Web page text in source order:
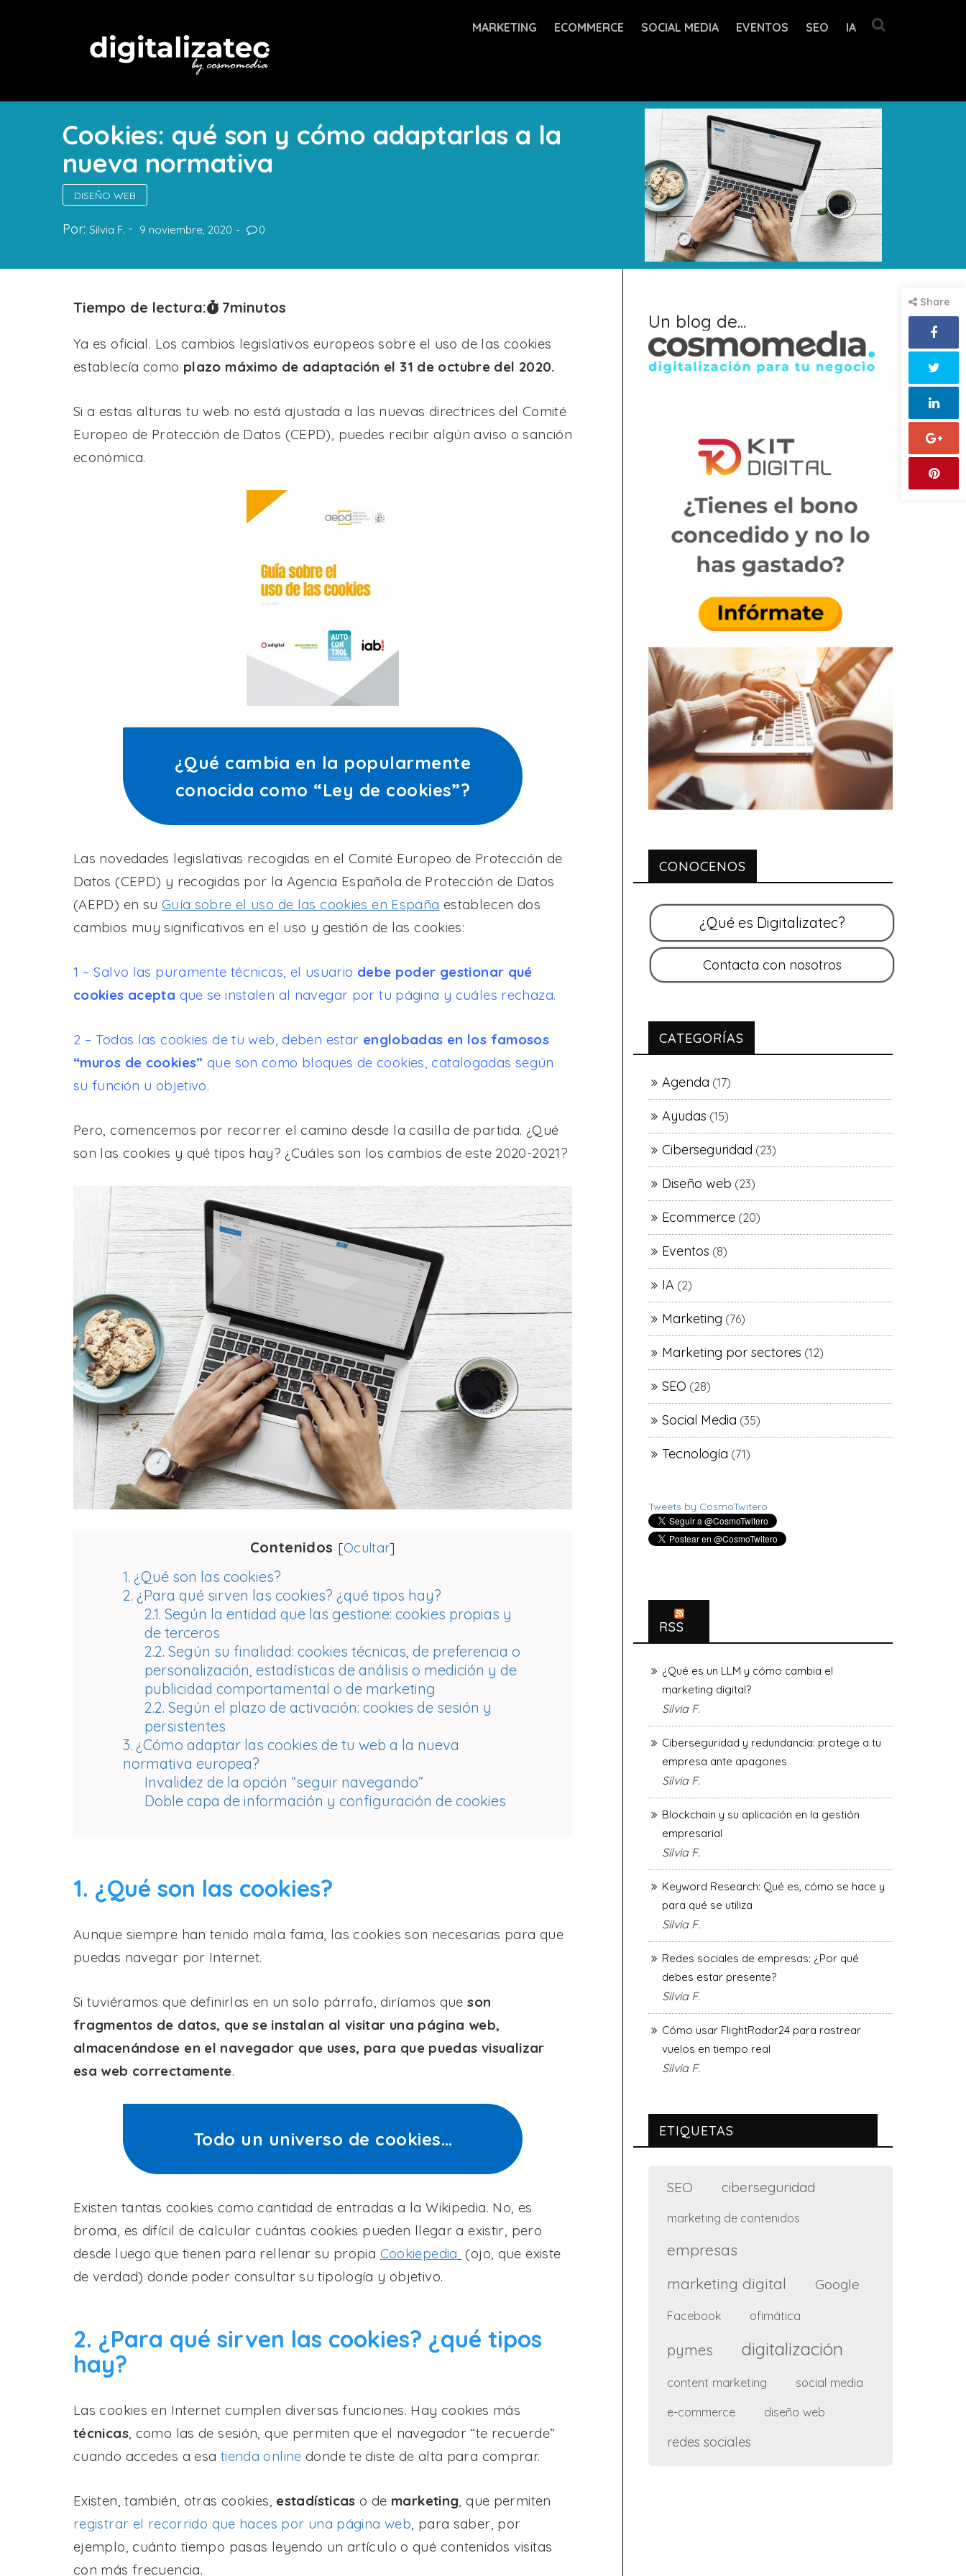
MARKETING ECOMMERCE SOCIAL MEDIA EVENTOS SEO IA
Cookies: qué son y cómo adaptarlas a la
nueva normativa
DISEÑO WEB
Por: Silvia F. 9 noviembre, 2020 0
Share
Tiempo de lectura: 7minutos
Ya es oficial. Los cambios legislativos europeos sobre el uso de las cookies
establecía como plazo máximo de adaptación el 31 de octubre del 2020.
Si a estas alturas tu web no está ajustada a las nuevas directrices del Comité
Europeo de Protección de Datos (CEPD), puedes recibir algún aviso o sanción
económica.
¿Qué cambia en la popularmente
conocida como “Ley de cookies”?
Las novedades legislativas recogidas en el Comité Europeo de Protección de
Datos (CEPD) y recogidas por la Agencia Española de Protección de Datos
(AEPD) en su Guía sobre el uso de las cookies en España establecen dos
cambios muy significativos en el uso y gestión de las cookies:
1 – Salvo las puramente técnicas, el usuario debe poder gestionar qué
cookies acepta que se instalen al navegar por tu página y cuáles rechaza.
2 – Todas las cookies de tu web, deben estar englobadas en los famosos
“muros de cookies” que son como bloques de cookies, catalogadas según
su función u objetivo.
Pero, comencemos por recorrer el camino desde la casilla de partida. ¿Qué
son las cookies y qué tipos hay? ¿Cuáles son los cambios de este 2020-2021?
Contenidos [Ocultar]
1. ¿Qué son las cookies?
2. ¿Para qué sirven las cookies? ¿qué tipos hay?
2.1. Según la entidad que las gestione: cookies propias y
de terceros
2.2. Según su finalidad: cookies técnicas, de preferencia o
personalización, estadísticas de análisis o medición y de
publicidad comportamental o de marketing
2.2. Según el plazo de activación: cookies de sesión y
persistentes
3. ¿Cómo adaptar las cookies de tu web a la nueva
normativa europea?
Invalidez de la opción “seguir navegando”
Doble capa de información y configuración de cookies
1. ¿Qué son las cookies?
Aunque siempre han tenido mala fama, las cookies son necesarias para que
puedas navegar por Internet.
Si tuviéramos que definirlas en un solo párrafo, diríamos queson
fragmentos de datos, que se instalan al visitar una página web,
almacenándose en el navegador que uses, para que puedas visualizar
esa web correctamente.
Todo un universo de cookies…
Existen tantas cookies como cantidad de entradas a la Wikipedia. No, es
broma, es difícil de calcular cuántas cookies pueden llegar a existir, pero
desde luego que tienen para rellenar su propia Cookiepedia (ojo, que existe
de verdad) donde poder consultar su tipología y objetivo.
2. ¿Para qué sirven las cookies? ¿qué tipos
hay?
Las cookies en Internet cumplen diversas funciones. Hay cookies más
técnicas , como las de sesión, que permiten que el navegador “te recuerde”
cuando accedes a esa tienda online donde te diste de alta para comprar.
Existen, también, otras cookies, estadísticas o de marketing , que permiten
registrar el recorrido que haces por una página web , para saber, por
ejemplo, cuánto tiempo pasas leyendo un artículo o qué contenidos visitas
con más frecuencia.
Un blog de...
CONOCENOS
CATEGORÍAS
Agenda (17)
Ayudas (15)
Ciberseguridad (23)
Diseño web (23)
Ecommerce (20)
Eventos (8)
IA (2)
Marketing (76)
Marketing por sectores (12)
SEO (28)
Social Media (35)
Tecnología (71)
Tweets by CosmoTwitero
RSS
¿Qué es un LLM y cómo cambia el
marketing digital?
Silvia F.
Ciberseguridad y redundancia: protege a tu
empresa ante apagones
Silvia F.
Blockchain y su aplicación en la gestión
empresarial
Silvia F.
Keyword Research: Qué es, cómo se hace y
para qué se utiliza
Silvia F.
Redes sociales de empresas: ¿Por qué
debes estar presente?
Silvia F.
Cómo usar FlightRadar24 para rastrear
vuelos en tiempo real
Silvia F.
ETIQUETAS
SEO ciberseguridad
marketing de contenidos
empresas
marketing digital
Google
Facebook ofimática
pymes digitalización
content marketing
social media
e-commerce
diseño web
redes sociales